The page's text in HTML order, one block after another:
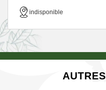
indisponible